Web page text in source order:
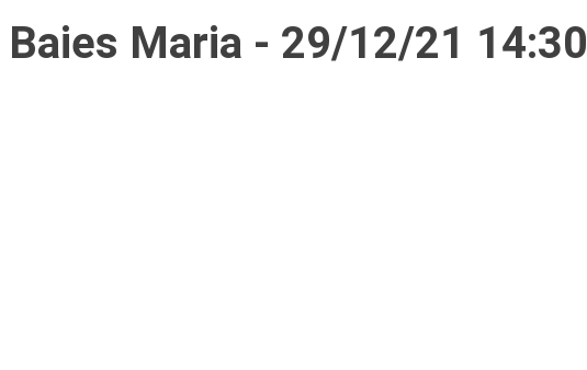
Baies Maria - 29/12/21 14:30